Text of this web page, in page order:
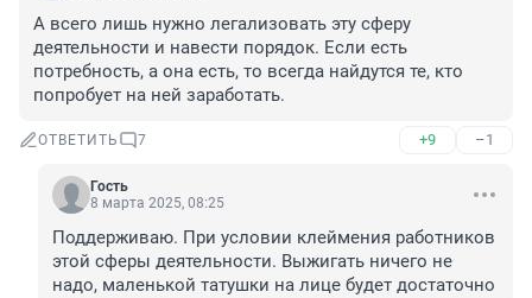
А всего лишь нужно легализовать эту сферу
деятельности и навести порядок. Если есть
потребность, а она есть, то всегда найдутся те, кто
попробует на ней заработать.
ОТВЕТИТЬ 7 +9 –1
Гость
8 марта 2025, 08:25
Поддерживаю. При условии клеймения работников
этой сферы деятельности. Выжигать ничего не
надо, маленькой татушки на лице будет достаточно